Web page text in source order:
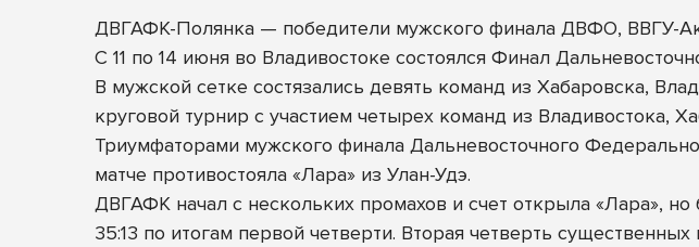
ДВГАФК-Полянка — победители мужского финала ДВФО, ВВГУ-
С 11 по 14 июня во Владивостоке состоялся Финал
В мужской сетке состязались девять команд из Хабаровска,
круговой турнир с участием четырех команд из Владивостока,
Триумфаторами мужского финала Дальневосточного
матче противостояла «Лара» из Улан-Удэ.
ДВГАФК начал с нескольких промахов и счет открыла «Лара»,
35:13 по итогам первой четверти. Вторая четверть